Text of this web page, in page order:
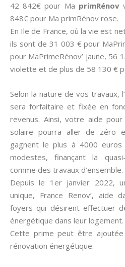
42 842€ pour Ma primRénov
848€ pour Ma primRénov rose.
En Ile de France, où la vie est
ils sont de 31 003 € pour
pour MaPrimeRénov’ jaune, 56
violette et de plus de 58 130 €
Selon la nature de vos travaux,
sera forfaitaire et fixée en
revenus. Ainsi, votre aide pour
solaire pourra aller de zéro
gagnent le plus à 4000
modestes, finançant la
comme des travaux d’ensemble.
Depuis le 1er janvier 2022,
unique, France Renov’, aide
foyers qui désirent effectuer
énergétique dans leur logement.
Cette prime peut être ajoutée
rénovation énergétique.